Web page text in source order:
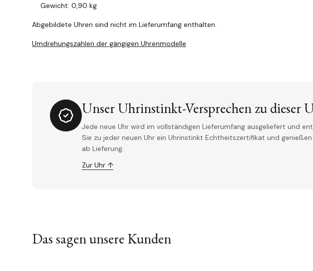
Gewicht: 0,90 kg
Abgebildete Uhren sind nicht im Lieferumfang enthalten.
Umdrehungszahlen der gängigen Uhrenmodelle
Unser Uhrinstinkt-Versprechen zu dieser
Jede neue Uhr wird im vollständigen Lieferumfang ausgeliefert und
Sie zu jeder neuen Uhr ein Uhrinstinkt Echtheitszertifikat und
ab Lieferung.
Zur Uhr ↑
Das sagen unsere Kunden